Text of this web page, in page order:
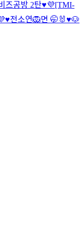
즈공방 2탄♥️💜[TMI-
전소연🦁면 🤭 🐰♥️🐶